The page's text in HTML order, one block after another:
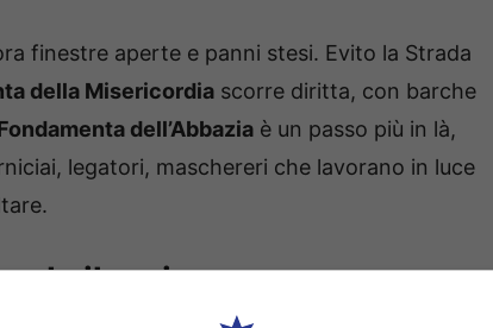
finestre aperte e panni stesi. Evito la Strada
della Misericordia scorre diritta, con barche
dell’Abbazia è un passo più in là,
legatori, maschereri che lavorano in luce
silenzioso